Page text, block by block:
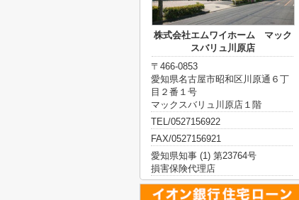
株式会社エムワイホーム マック
スバリュ川原店
〒466-0853
愛知県名古屋市昭和区川原通６丁
目２番１号
マックスバリュ川原店１階
TEL/0527156922
FAX/0527156921
愛知県知事 (1) 第23764号
損害保険代理店